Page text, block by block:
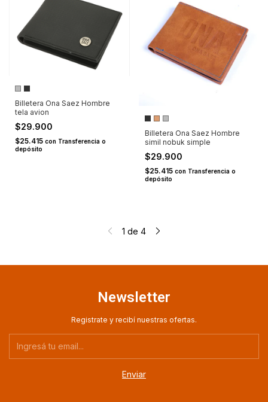
Billetera Ona Saez Hombre
tela avion
$29.900
$25.415 con Transferencia o
depósito
Billetera Ona Saez Hombre
simil nobuk simple
$29.900
$25.415 con Transferencia o
depósito
1 de 4
Newsletter
Registrate y recibí nuestras ofertas.